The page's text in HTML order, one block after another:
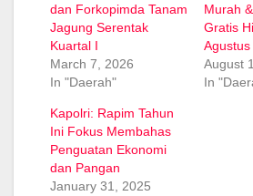
dan Forkopimda Tanam
Jagung Serentak
Kuartal I
March 7, 2026
In "Daerah"
Murah
Gratis
August
In
Kapolri: Rapim Tahun
Ini Fokus Membahas
Penguatan Ekonomi
dan Pangan
January 31, 2025